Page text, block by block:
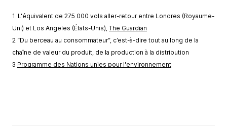
1 L'équivalent de 275 000 vols aller-retour entre Londres (Royaume-
Uni) et Los Angeles (États-Unis), The Guardian
2 “Du berceau au consommateur”, c’est-à-dire tout au long de la
chaîne de valeur du produit, de la production à la distribution
3 Programme des Nations unies pour l'environnement